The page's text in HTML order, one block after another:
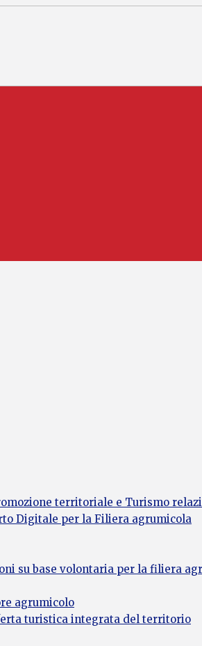
territoriale e Turismo
Digitale per la Filiera agrumicola
su base volontaria per la filiera
agrumicolo
turistica integrata del territorio